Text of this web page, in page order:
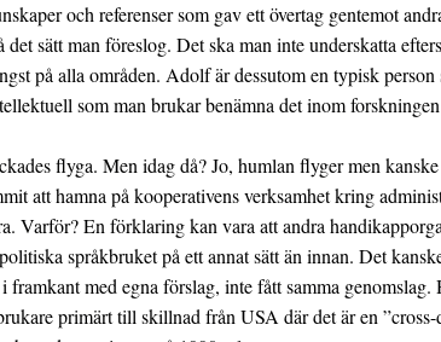
och referenser som gav ett övertag gentemot
sätt man föreslog. Det ska man inte underskatta
på alla områden. Adolf är dessutom en typisk
som man brukar benämna det inom
flyga. Men idag då? Jo, humlan flyger men
att hamna på kooperativens verksamhet kring
Varför? En förklaring kan vara att andra
språkbruket på ett annat sätt än innan. Det
med egna förslag, inte fått samma
primärt till skillnad från USA där det är en